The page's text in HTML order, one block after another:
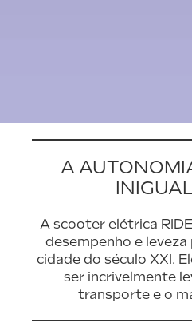
A
A scooter elétrica
desempenho e
cidade do século XXI.
ser incrivelmente
transporte e o